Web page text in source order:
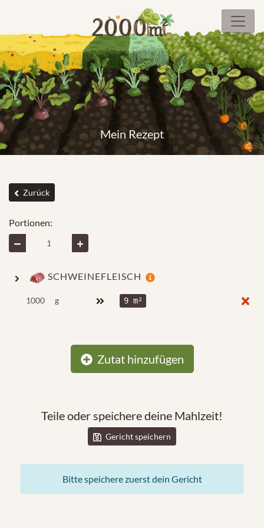
Mein Rezept
Zurück
Portionen:
SCHWEINEFLEISCH
g 9 m²
Zutat hinzufügen
Teile oder speichere deine Mahlzeit!
Gericht speichern
Bitte speichere zuerst dein Gericht